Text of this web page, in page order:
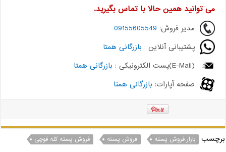
می توانید همین حالا با تماس بگیرید.
مدیر فروش: 09155605549
پشتیبانی آنلاین : بازرگانی همتا
(E-Mail)پست الکترونیکی :
بازرگانی همتا
صفحه آپارات: بازرگانی همتا
برچسب بازار فروش پسته فروش پسته فروش پسته کله قوچی